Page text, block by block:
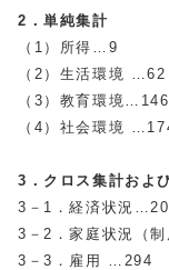
2．単純集計
（1）所得…9
（2）生活環境 …62
（3）教育環境…146
（4）社会環境
3．クロス集計およ
3－1．経済状況
3－2．家庭状況（
3－3．雇用 …294